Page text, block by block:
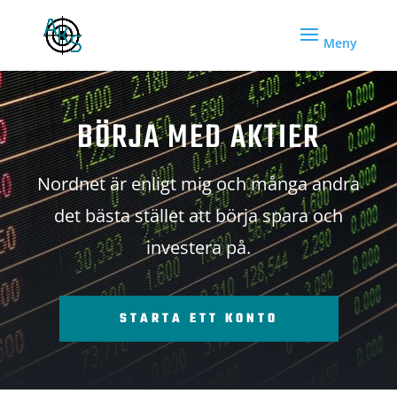
BÖRJA MED AKTIER
Nordnet är enligt mig och många andra
det bästa stället att börja spara och
investera på.
STARTA ETT KONTO